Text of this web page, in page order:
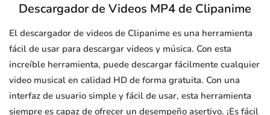
Descargador de Videos MP4 de Clipanime
El descargador de videos de Clipanime es una herramienta
fácil de usar para descargar videos y música. Con esta
increíble herramienta, puede descargar fácilmente cualquier
video musical en calidad HD de forma gratuita. Con una
interfaz de usuario simple y fácil de usar, esta herramienta
siempre es capaz de ofrecer un desempeño asertivo. ¡Es fácil